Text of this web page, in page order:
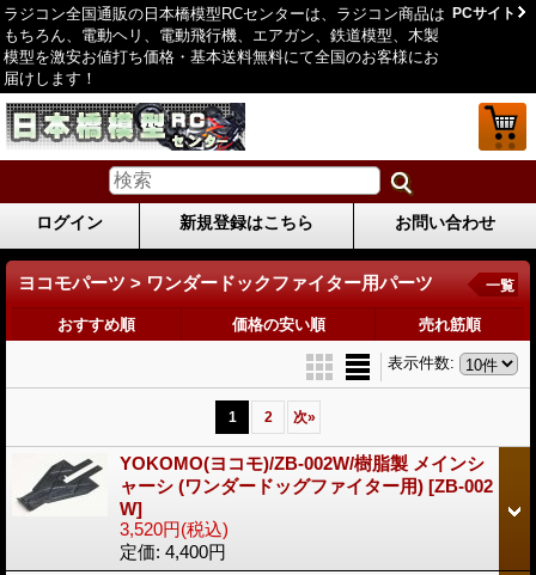
ラジコン全国通販の日本橋模型RCセンターは、ラジコン商品は
もちろん、電動ヘリ、電動飛行機、エアガン、鉄道模型、木製
模型を激安お値打ち価格・基本送料無料にて全国のお客様にお
届けします！
PCサイト
ログイン 新規登録はこちら お問い合わせ
ヨコモパーツ > ワンダードックファイター用パーツ 一覧
おすすめ順 価格の安い順 売れ筋順
表示件数:
1 2 次»
YOKOMO(ヨコモ)/ZB-002W/樹脂製 メインシ
ャーシ (ワンダードッグファイター用) [ZB-002
W]
3,520円(税込)
定価: 4,400円